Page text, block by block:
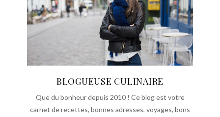
BLOGUEUSE CULINAIRE
Que du bonheur depuis 2010 ! Ce blog est votre
carnet de recettes, bonnes adresses, voyages, bons